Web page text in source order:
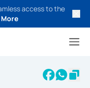
access to the